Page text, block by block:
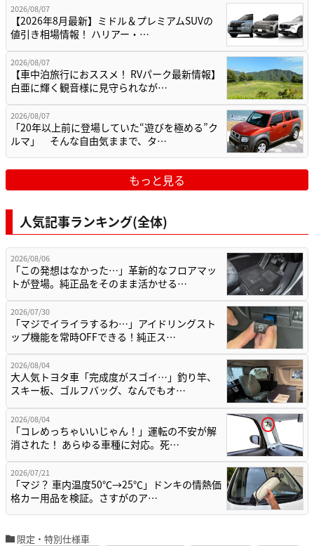
2026/08/07
【2026年8月最新】ミドル＆プレミアムSUVの
値引き相場情報！ ハリアー・…
2026/08/07
【車中泊旅行におススメ！ RVパーク最新情報】
白亜に輝く観音様に見守られなが…
2026/08/07
「20年以上前に登場していた“遊びを極める”ク
ルマ」 そんな自由気ままで、タ…
もっと見る
人気記事ランキング(全体)
2026/08/06
「この発想はなかった…」革新的なフロアマッ
トが登場。純正品をそのまま活かせる…
2026/07/30
「マジでイライラするわ…」アイドリングスト
ップ機能を常時OFFできる！純正ス…
2026/08/04
大人気トヨタ車「完成度がスゴイ…」釣り竿、
スキー板、ゴルフバッグ、なんでもオ…
2026/08/04
「コレめっちゃいいじゃん！」運転の不安が解
消された！ あらゆる車種に対応。死…
2026/07/21
「マジ？ 車内温度50℃→25℃」ドンキの情熱価
格カー用品を検証。さすがのア…
限定・特別仕様車